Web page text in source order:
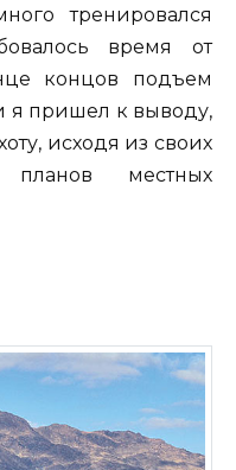
тренировался
время от
концов подъем
я пришел к выводу,
исходя из своих
местных